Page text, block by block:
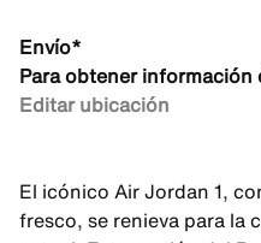
Envío*
Para obtener información
Editar ubicación
El icónico Air Jordan 1,
fresco, se renieva para la